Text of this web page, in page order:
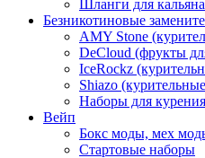
Шланги для кальяна
Безникотиновые
AMY Stone
DeCloud (фрукты
IceRockz
Shiazo
Наборы для курения
Вейп
Бокс моды, мех
Стартовые наборы